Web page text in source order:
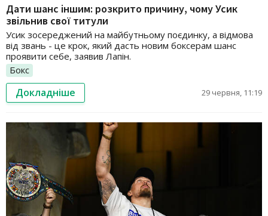
Дати шанс іншим: розкрито причину, чому Усик
звільнив свої титули
Усик зосереджений на майбутньому поєдинку, а відмова
від звань - це крок, який дасть новим боксерам шанс
проявити себе, заявив Лапін.
Бокс
Докладніше 29 червня, 11:19